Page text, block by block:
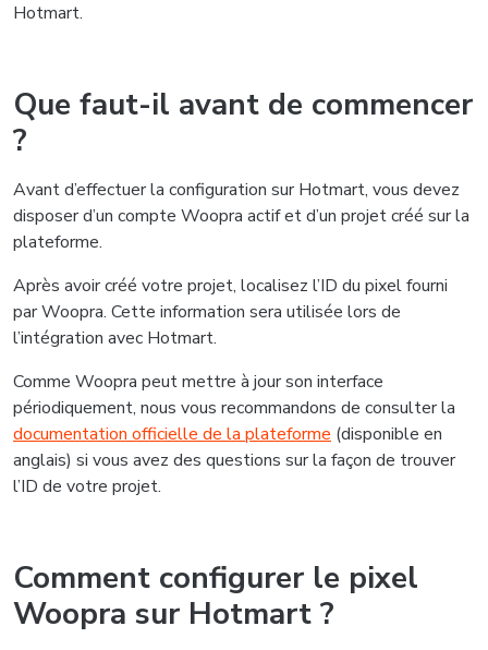
Hotmart.
Que faut-il avant de commencer
?
Avant d’effectuer la configuration sur Hotmart, vous devez
disposer d’un compte Woopra actif et d’un projet créé sur la
plateforme.
Après avoir créé votre projet, localisez l’ID du pixel fourni
par Woopra. Cette information sera utilisée lors de
l’intégration avec Hotmart.
Comme Woopra peut mettre à jour son interface
périodiquement, nous vous recommandons de consulter la
documentation officielle de la plateforme (disponible en
anglais) si vous avez des questions sur la façon de trouver
l’ID de votre projet.
Comment configurer le pixel
Woopra sur Hotmart ?